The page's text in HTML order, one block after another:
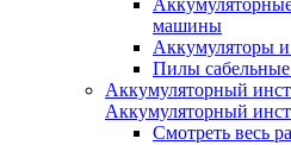
машины
Аккумуляторы и
Пилы
Аккумуляторный
Аккумуляторный
Смотреть весь